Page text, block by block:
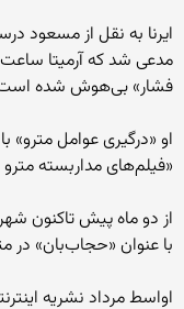
ایرنا به نقل از مسعود
مدعی شد که آرمیتا
فشار» بی‌هوش شده
او «درگیری عوامل مترو»
«فیلم‌های مداربسته مترو
با عنوان «حجاب‌بان» در